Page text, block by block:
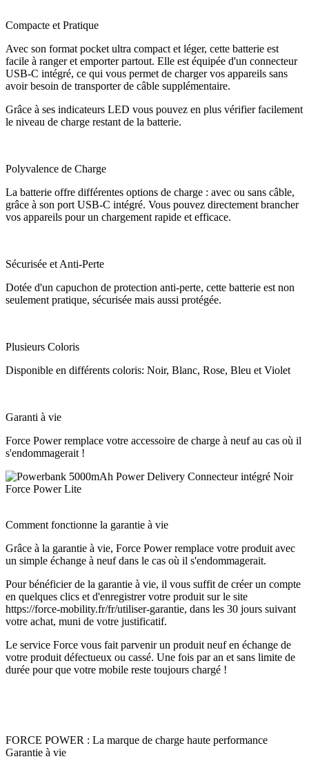
Compacte et Pratique
Avec son format pocket ultra compact et léger, cette batterie est
facile à ranger et emporter partout. Elle est équipée d'un connecteur
USB-C intégré, ce qui vous permet de charger vos appareils sans
avoir besoin de transporter de câble supplémentaire.
Grâce à ses indicateurs LED vous pouvez en plus vérifier facilement
le niveau de charge restant de la batterie.
Polyvalence de Charge
La batterie offre différentes options de charge : avec ou sans câble,
grâce à son port USB-C intégré. Vous pouvez directement brancher
vos appareils pour un chargement rapide et efficace.
Sécurisée et Anti-Perte
Dotée d'un capuchon de protection anti-perte, cette batterie est non
seulement pratique, sécurisée mais aussi protégée.
Plusieurs Coloris
Disponible en différents coloris: Noir, Blanc, Rose, Bleu et Violet
Garanti à vie
Force Power remplace votre accessoire de charge à neuf au cas où il
s'endommagerait !
Comment fonctionne la garantie à vie
Grâce à la garantie à vie, Force Power remplace votre produit avec
un simple échange à neuf dans le cas où il s'endommagerait.
Pour bénéficier de la garantie à vie, il vous suffit de créer un compte
en quelques clics et d'enregistrer votre produit sur le site
https://force-mobility.fr/fr/utiliser-garantie, dans les 30 jours suivant
votre achat, muni de votre justificatif.
Le service Force vous fait parvenir un produit neuf en échange de
votre produit défectueux ou cassé. Une fois par an et sans limite de
durée pour que votre mobile reste toujours chargé !
FORCE POWER : La marque de charge haute performance
Garantie à vie